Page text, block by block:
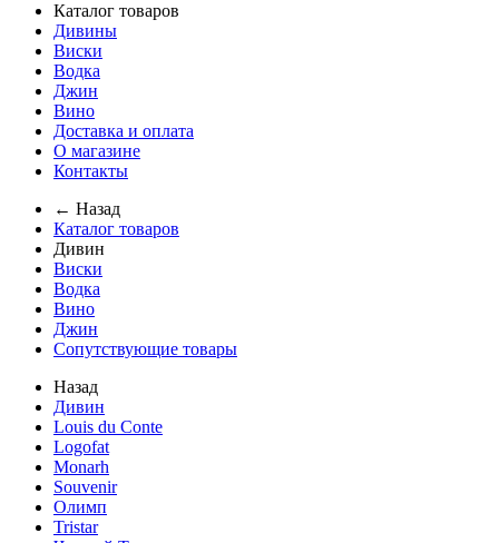
Каталог товаров
Дивины
Виски
Водка
Джин
Вино
Доставка и оплата
О магазине
Контакты
← Назад
Каталог товаров
Дивин
Виски
Водка
Вино
Джин
Сопутствующие товары
Назад
Дивин
Louis du Conte
Logofat
Monarh
Souvenir
Олимп
Tristar